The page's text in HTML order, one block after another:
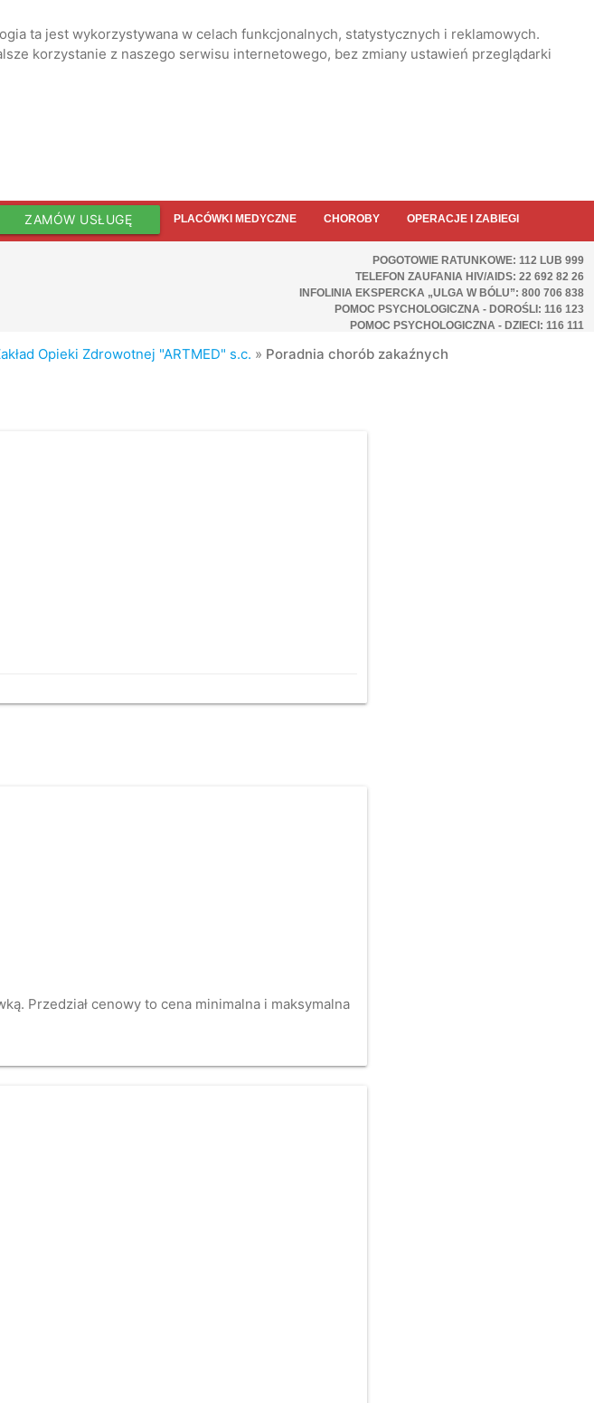
ta jest wykorzystywana w celach funkcjonalnych, statystycznych i reklamowych.
korzystanie z naszego serwisu internetowego, bez zmiany ustawień przeglądarki
ZAMÓW USŁUGĘ PLACÓWKI MEDYCZNE CHOROBY OPERACJE I ZABIEGI
POGOTOWIE RATUNKOWE: 112 LUB 999
TELEFON ZAUFANIA HIV/AIDS: 22 692 82 26
INFOLINIA EKSPERCKA „ULGA W BÓLU”: 800 706 838
POMOC PSYCHOLOGICZNA - DOROŚLI: 116 123
POMOC PSYCHOLOGICZNA - DZIECI: 116 111
Opieki Zdrowotnej "ARTMED" s.c. » Poradnia chorób zakaźnych
Przedział cenowy to cena minimalna i maksymalna